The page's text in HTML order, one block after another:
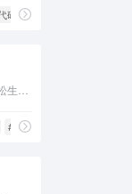
码自动生成
# AI快速轻松生成网站